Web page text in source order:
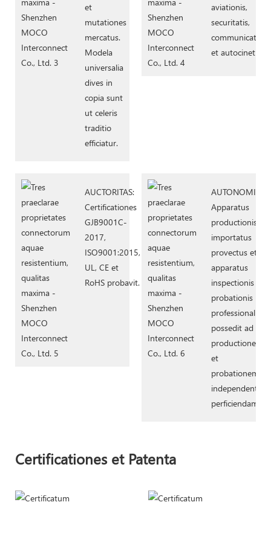
et
mutationes
mercatus.
Modela
universalia
dives in
copia sunt
ut celeris
traditio
efficiatur.
aviationis,
securitatis,
et autocineti.
AUCTORITAS:
Certificationes
GJB9001C-
2017,
ISO9001:2015,
UL, CE et
RoHS probavit.
AUTONOMIA:
Apparatus
productionis
importatus
provectus et
apparatus
inspectionis et
probationis
professionalis
possedit ad
productionem
et
probationem
independenter
perficiendam.
Certificationes et Patenta